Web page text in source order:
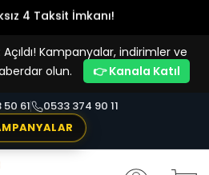
4 Taksit İmkanı!
Açıldı! Kampanyalar, indirimler ve
olun.
👉 Kanala Katıl
61
0533 374 90 11